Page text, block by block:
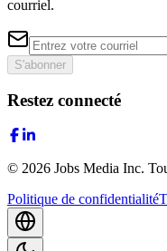
courriel.
S'abonner
Restez connecté
© 2026 Jobs Media Inc.
Politique de confidentialité